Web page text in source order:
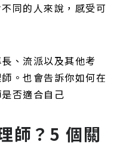
同的人來說，感受可
、流派以及其他考
。也會告訴你如何在
否適合自己
師？5 個關